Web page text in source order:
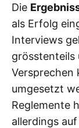
Die
als Erfolg
Interviews
grösstenteils
Versprechen
umgesetzt
Reglemente
allerdings